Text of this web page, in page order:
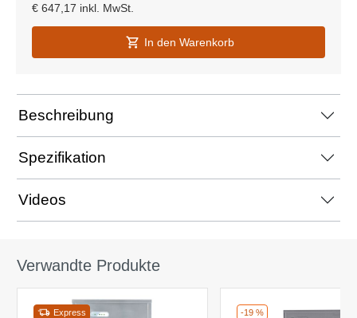
€ 647,17 inkl. MwSt.
In den Warenkorb
Beschreibung
Spezifikation
Videos
Verwandte Produkte
Express -19 %